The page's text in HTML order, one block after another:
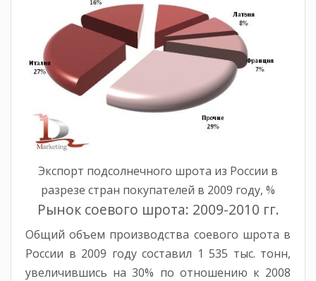
Экспорт подсолнечного шрота из России в
разрезе стран покупателей в 2009 году, %
Рынок соевого шрота: 2009-2010 гг.
Общий объем производства соевого шрота в
России в 2009 году составил 1 535 тыс. тонн,
увеличившись на 30% по отношению к 2008